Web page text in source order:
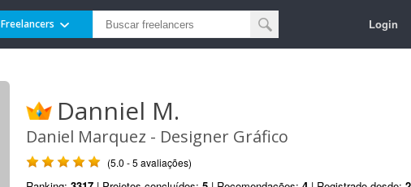
Freelancers Login
Danniel M.
Daniel Marquez - Designer Gráfico
(5.0 - 5 avaliações)